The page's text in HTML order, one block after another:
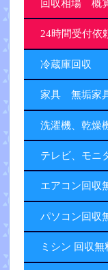
回収相場 概
24時間受付依
冷蔵庫回収
家具 無垢家
洗濯機、乾燥
テレビ、モニ
エアコン回収
パソコン回収
ミシン 回収無